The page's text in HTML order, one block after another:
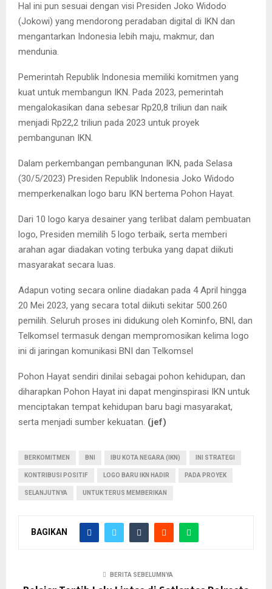
Hal ini pun sesuai dengan visi Presiden Joko Widodo
(Jokowi) yang mendorong peradaban digital di IKN dan
mengantarkan Indonesia lebih maju, makmur, dan
mendunia.
Pemerintah Republik Indonesia memiliki komitmen yang
kuat untuk membangun IKN. Pada 2023, pemerintah
mengalokasikan dana sebesar Rp20,8 triliun dan naik
menjadi Rp22,2 triliun pada 2023 untuk proyek
pembangunan IKN.
Dalam perkembangan pembangunan IKN, pada Selasa
(30/5/2023) Presiden Republik Indonesia Joko Widodo
memperkenalkan logo baru IKN bertema Pohon Hayat.
Dari 10 logo karya desainer yang terlibat dalam pembuatan
logo, Presiden memilih 5 logo terbaik, serta memberi
arahan agar diadakan voting terbuka yang dapat diikuti
masyarakat secara luas.
Adapun voting secara online diadakan pada 4 April hingga
20 Mei 2023, yang secara total diikuti sekitar 500.260
pemilih. Seluruh proses ini didukung oleh Kominfo, BNI, dan
Telkomsel termasuk dengan mempromosikan kelima logo
ini di jaringan komunikasi BNI dan Telkomsel
Pohon Hayat sendiri dinilai sebagai pohon kehidupan, dan
diharapkan Pohon Hayat ini dapat menginspirasi IKN untuk
menciptakan tempat kehidupan baru bagi masyarakat,
serta menjadi sumber kekuatan. (jef)
BERKOMITMEN BNI IBU KOTA NEGARA (IKN) INI STRATEGI
KONTRIBUSI POSITIF LOGO BARU IKN HADIR PADA PROYEK
SELANJUTNYA UNTUK TERUS MEMBERIKAN
BAGIKAN
BERITA SEBELUMNYA